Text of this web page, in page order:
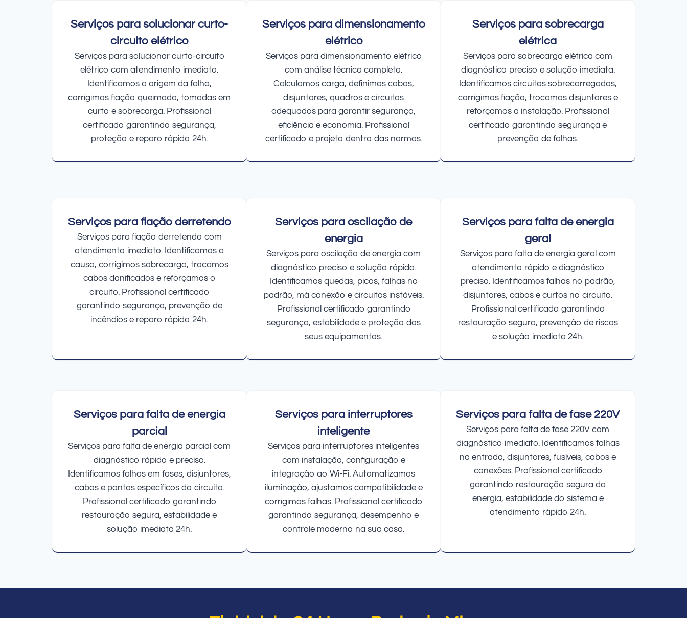
Serviços para solucionar curto-
circuito elétrico
Serviços para solucionar curto-circuito
elétrico com atendimento imediato.
Identificamos a origem da falha,
corrigimos fiação queimada, tomadas em
curto e sobrecarga. Profissional
certificado garantindo segurança,
proteção e reparo rápido 24h.
Serviços para dimensionamento
elétrico
Serviços para dimensionamento elétrico
com análise técnica completa.
Calculamos carga, definimos cabos,
disjuntores, quadros e circuitos
adequados para garantir segurança,
eficiência e economia. Profissional
certificado e projeto dentro das normas.
Serviços para sobrecarga
elétrica
Serviços para sobrecarga elétrica com
diagnóstico preciso e solução imediata.
Identificamos circuitos sobrecarregados,
corrigimos fiação, trocamos disjuntores e
reforçamos a instalação. Profissional
certificado garantindo segurança e
prevenção de falhas.
Serviços para fiação derretendo
Serviços para fiação derretendo com
atendimento imediato. Identificamos a
causa, corrigimos sobrecarga, trocamos
cabos danificados e reforçamos o
circuito. Profissional certificado
garantindo segurança, prevenção de
incêndios e reparo rápido 24h.
Serviços para oscilação de
energia
Serviços para oscilação de energia com
diagnóstico preciso e solução rápida.
Identificamos quedas, picos, falhas no
padrão, má conexão e circuitos instáveis.
Profissional certificado garantindo
segurança, estabilidade e proteção dos
seus equipamentos.
Serviços para falta de energia
geral
Serviços para falta de energia geral com
atendimento rápido e diagnóstico
preciso. Identificamos falhas no padrão,
disjuntores, cabos e curtos no circuito.
Profissional certificado garantindo
restauração segura, prevenção de riscos
e solução imediata 24h.
Serviços para falta de energia
parcial
Serviços para falta de energia parcial com
diagnóstico rápido e preciso.
Identificamos falhas em fases, disjuntores,
cabos e pontos específicos do circuito.
Profissional certificado garantindo
restauração segura, estabilidade e
solução imediata 24h.
Serviços para interruptores
inteligente
Serviços para interruptores inteligentes
com instalação, configuração e
integração ao Wi-Fi. Automatizamos
iluminação, ajustamos compatibilidade e
corrigimos falhas. Profissional certificado
garantindo segurança, desempenho e
controle moderno na sua casa.
Serviços para falta de fase 220V
Serviços para falta de fase 220V com
diagnóstico imediato. Identificamos falhas
na entrada, disjuntores, fusíveis, cabos e
conexões. Profissional certificado
garantindo restauração segura da
energia, estabilidade do sistema e
atendimento rápido 24h.